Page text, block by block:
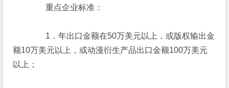
重点企业标准：
1．年出口金额在50万美元以上，或版权输出金
额10万美元以上，或动漫衍生产品出口金额100万美元
以上；